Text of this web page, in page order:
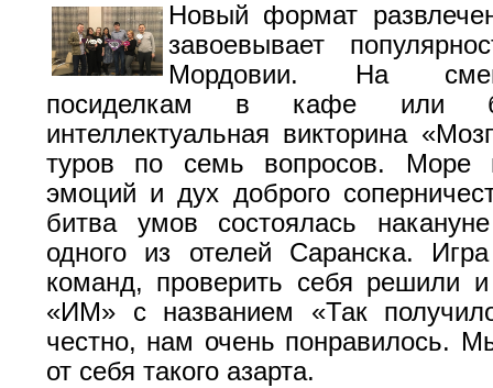
Новый формат
завоевывает
Мордовии. На
посиделкам в кафе или
интеллектуальная викторина
туров по семь вопросов. Море
эмоций и дух доброго
битва умов состоялась
одного из отелей Саранска.
команд, проверить себя решили
«ИМ» с названием «Так
честно, нам очень понравилось.
от себя такого азарта.